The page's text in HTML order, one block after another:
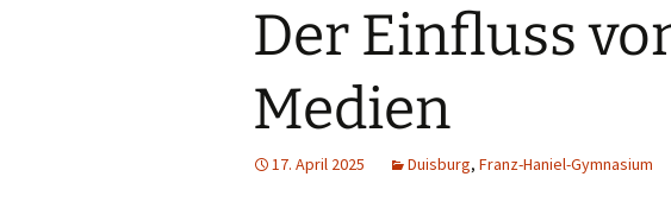
Nettetal
Der Einfluss
Medien
17. April 2025 Duisburg, Franz-Haniel-Gymnasium